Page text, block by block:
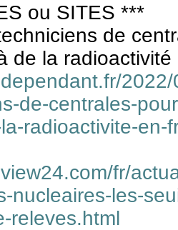
ou SITES ***
de
de la radioactivité
de-centrales-
radioactivite-en-
fr/
nucleaires-les-
releves.html